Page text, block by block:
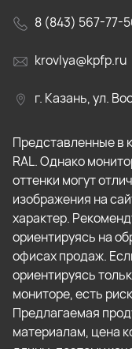
8 (843) 567-77-
krovlya@kpfp.ru
г. Казань, ул.
Представленные в
RAL. Однако
оттенки могут
изображения на
характер.
ориентируясь на
офисах продаж.
ориентируясь
мониторе, есть
Предлагаемая
материалам, цена